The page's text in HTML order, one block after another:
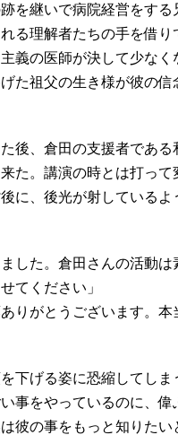
を継いで病院経営をする
る理解者たちの手を借り
義の医師が決して少なく
た祖父の生き様が彼の信
後、倉田の支援者である
た。講演の時とは打って
に、後光が射しているよ
した。倉田さんの活動は
てください」
りがとうございます。本
下げる姿に恐縮してしま
事をやっているのに、偉
彼の事をもっと知りたい